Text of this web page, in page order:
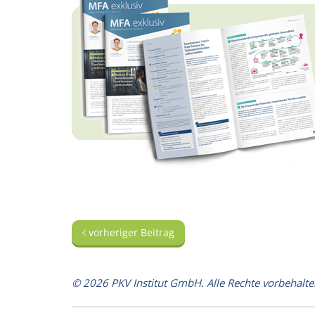
vorheriger Beitrag
© 2026 PKV Institut GmbH. Alle Rechte